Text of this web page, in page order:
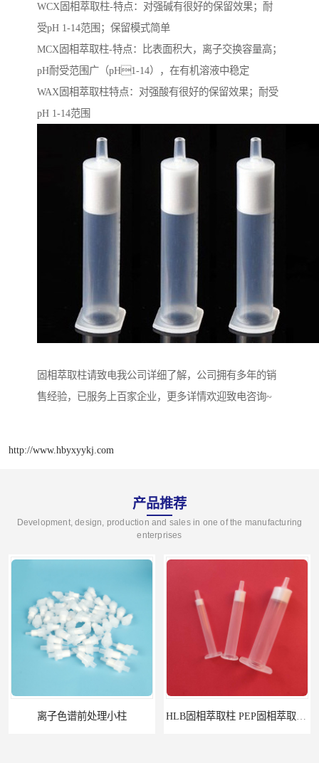
WCX固相萃取柱-特点：对强碱有很好的保留效果；耐
受pH 1-14范围；保留模式简单
MCX固相萃取柱-特点：比表面积大，离子交换容量高；
pH耐受范围⼴（pH1-14），在有机溶液中稳定
WAX固相萃取柱特点：对强酸有很好的保留效果；耐受
pH 1-14范围
固相萃取柱请致电我公司详细了解，公司拥有多年的销
售经验，已服务上百家企业，更多详情欢迎致电咨询~
http://www.hbyxyykj.com
产品推荐
Development, design, production and sales in one of the manufacturing
enterprises
离子色谱前处理小柱​